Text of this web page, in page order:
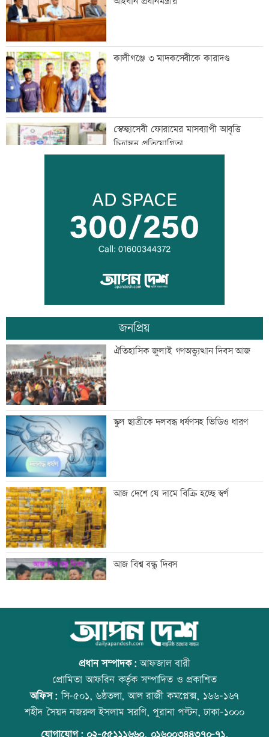
কালীগঞ্জে ৩ মাদকসেবীকে কারাদণ্ড
স্বেচ্ছাসেবী ফোরামের মাসব্যাপী আবৃত্তি
চিত্রাঙ্কন প্রতিযোগিতা
শাক ধুতে গিয়ে গৃহবধূর মৃত্যু
হাসিনার নির্দেশে সালাহউদ্দিন আহমদকে গুম
করা হয়: তদন্ত
তরুণদের নেতৃত্বেই প্রযুক্তিনির্ভর উন্নয়ন হবে:
তথ্যপ্রযুক্তিমন্ত্রী
লক্ষ্মীপুর জেলা প্রশাসনের ১৪ কর্মকর্তা-
কর্মচারীর বিদায়ী সংবর্ধনা
সব শর্ত মেনে নিলে হরমুজ খুলবো: ইরান
মেসির বাবা মারা গেছেন
বিএনপি গণমাধ্যমের স্বাধীনতায় বিশ্বাস করে:
প্রতিমন্ত্রী টুকু
তিস্তা মহাপরিকল্পনার কাজ শিগগিরই শুরু
হচ্ছে: প্রতিমন্ত্রী ফরহাদ
জনপ্রিয়
ঐতিহাসিক জুলাই গণঅভ্যুত্থান দিবস আজ
স্কুল ছাত্রীকে দলবদ্ধ ধর্ষণসহ ভিডিও ধারণ
আজ দেশে যে দামে বিক্রি হচ্ছে স্বর্ণ
আজ বিশ্ব বন্ধু দিবস
কোরআন-হাদিসে নামাজ না পড়ার শাস্তি
উত্থান-পতনের বাজারে আজ স্বর্ণের ভরি কত
প্রধান সম্পাদক:আফজাল বারী
প্রোমিতা আফরিন কর্তৃক সম্পাদিত ও প্রকাশিত
অফিস:সি-৫০১, ৬ষ্ঠতলা, আল রাজী কমপ্লেক্স, ১৬৬-১৬৭
শহীদ সৈয়দ নজরুল ইসলাম সরণি, পুরানা পল্টন, ঢাকা-১০০০